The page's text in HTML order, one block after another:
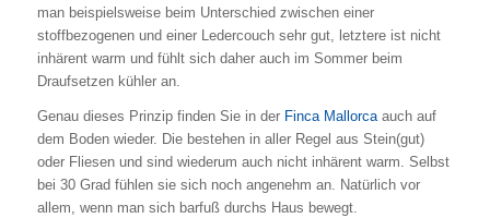
man beispielsweise beim Unterschied zwischen einer
stoffbezogenen und einer Ledercouch sehr gut, letztere ist nicht
inhärent warm und fühlt sich daher auch im Sommer beim
Draufsetzen kühler an.
Genau dieses Prinzip finden Sie in der Finca Mallorcaauch auf
dem Boden wieder. Die bestehen in aller Regel aus Stein(gut)
oder Fliesen und sind wiederum auch nicht inhärent warm. Selbst
bei 30 Grad fühlen sie sich noch angenehm an. Natürlich vor
allem, wenn man sich barfuß durchs Haus bewegt.